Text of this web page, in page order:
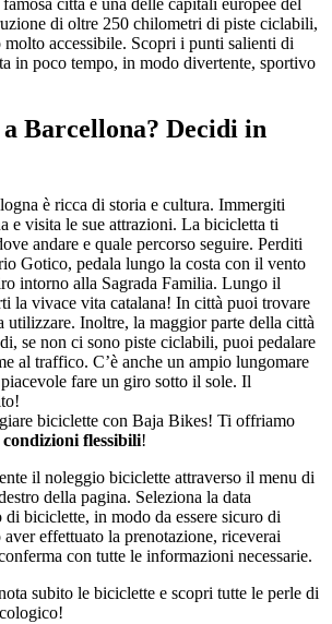
città è una delle capitali europee del
di oltre 250 chilometri di piste ciclabili,
accessibile. Scopri i punti salienti di
in poco tempo, in modo divertente, sportivo
Barcellona? Decidi in
è ricca di storia e cultura. Immergiti
e visita le sue attrazioni. La bicicletta ti
andare e quale percorso seguire. Perditi
Gotico, pedala lungo la costa con il vento
intorno alla Sagrada Familia. Lungo il
la vivace vita catalana! In città puoi trovare
utilizzare. Inoltre, la maggior parte della città
se non ci sono piste ciclabili, puoi pedalare
al traffico. C’è anche un ampio lungomare
fare un giro sotto il sole. Il
biciclette con Baja Bikes! Ti offriamo
flessibili!
il noleggio biciclette attraverso il menu di
della pagina. Seleziona la data
di biciclette, in modo da essere sicuro di
effettuato la prenotazione, riceverai
con tutte le informazioni necessarie.
subito le biciclette e scopri tutte le perle di